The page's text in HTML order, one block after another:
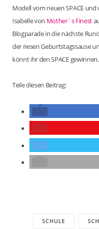
Modell vom neuen SPACE
Isabelle von Mother´s Finest
Blogparade in die nächste
der riesen Geburtstagssause
könnt ihr den SPACE gewinnen.
Teile diesen Beitrag:
SCHULE